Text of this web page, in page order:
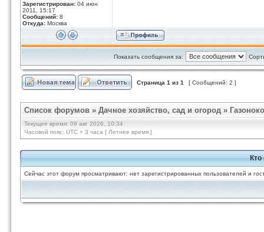
Зарегистрирован: 04 июн
2011, 15:17
Сообщений: 8
Откуда: Москва
Показать сообщения за:
Страница 1 из 1 [ Сообщений: 2 ]
Список форумов » Дачное хозяйство, сад и огород »
Текущее время: 09 авг 2026, 10:34
Часовой пояс: UTC + 3 часа [ Летнее время ]
Кто
Сейчас этот форум просматривают: нет зарегистрированных пользователей и